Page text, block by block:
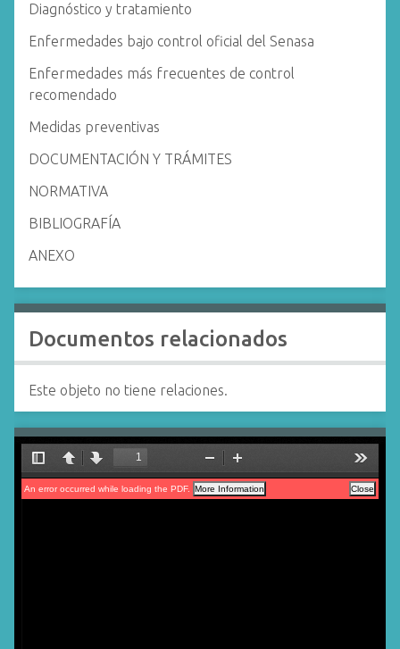
Diagnóstico y tratamiento
Enfermedades bajo control oficial del Senasa
Enfermedades más frecuentes de control
recomendado
Medidas preventivas
DOCUMENTACIÓN Y TRÁMITES
NORMATIVA
BIBLIOGRAFÍA
ANEXO
Documentos relacionados
Este objeto no tiene relaciones.